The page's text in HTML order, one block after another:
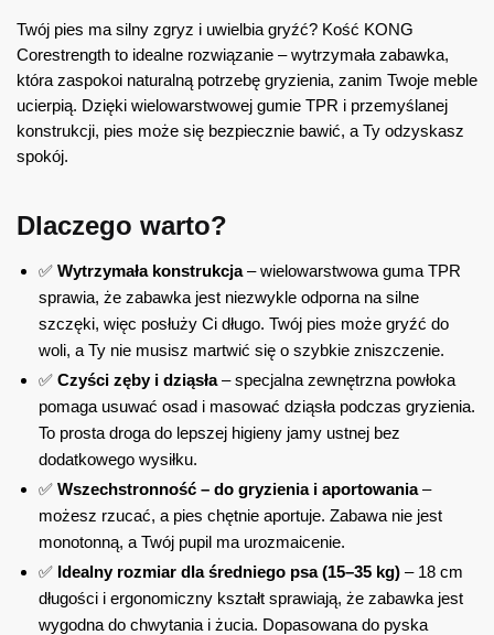
Twój pies ma silny zgryz i uwielbia gryźć? Kość KONG
Corestrength to idealne rozwiązanie – wytrzymała zabawka,
która zaspokoi naturalną potrzebę gryzienia, zanim Twoje meble
ucierpią. Dzięki wielowarstwowej gumie TPR i przemyślanej
konstrukcji, pies może się bezpiecznie bawić, a Ty odzyskasz
spokój.
Dlaczego warto?
✅ Wytrzymała konstrukcja– wielowarstwowa guma TPR
sprawia, że zabawka jest niezwykle odporna na silne
szczęki, więc posłuży Ci długo. Twój pies może gryźć do
woli, a Ty nie musisz martwić się o szybkie zniszczenie.
✅ Czyści zęby i dziąsła– specjalna zewnętrzna powłoka
pomaga usuwać osad i masować dziąsła podczas gryzienia.
To prosta droga do lepszej higieny jamy ustnej bez
dodatkowego wysiłku.
✅ Wszechstronność – do gryzienia i aportowania–
możesz rzucać, a pies chętnie aportuje. Zabawa nie jest
monotonną, a Twój pupil ma urozmaicenie.
✅ Idealny rozmiar dla średniego psa (15–35 kg) – 18 cm
długości i ergonomiczny kształt sprawiają, że zabawka jest
wygodna do chwytania i żucia. Dopasowana do pyska